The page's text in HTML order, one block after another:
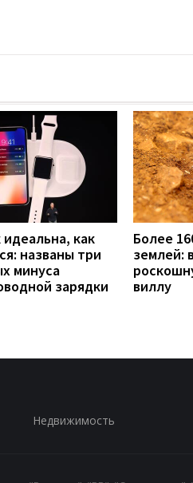
как
названы три
минуса
зарядки
Более
землей:
виллу
Недвижимость